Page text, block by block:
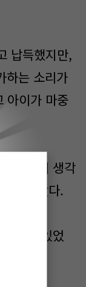
납득했지만,
하는 소리가
아이가 마중
스럽게 생각
보러 갔다.
웃고 있었